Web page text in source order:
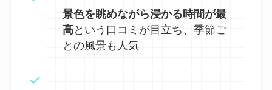
景色を眺めながら浸かる時間が最
高という口コミが目立ち、季節ご
との風景も人気